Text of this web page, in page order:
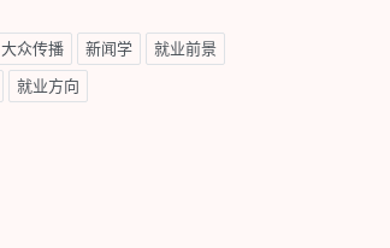
大众传播 新闻学 就业前景
就业方向